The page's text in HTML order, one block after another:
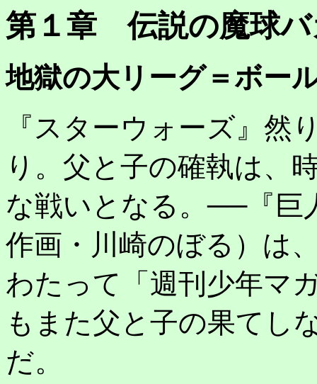
第１章 伝説の魔球バ
地獄の大リーグ＝ボー
『スターウォーズ』然
り。父と子の確執は、
な戦いとなる。──『巨
作画・川崎のぼる）は
わたって「週刊少年マ
もまた父と子の果てし
だ。